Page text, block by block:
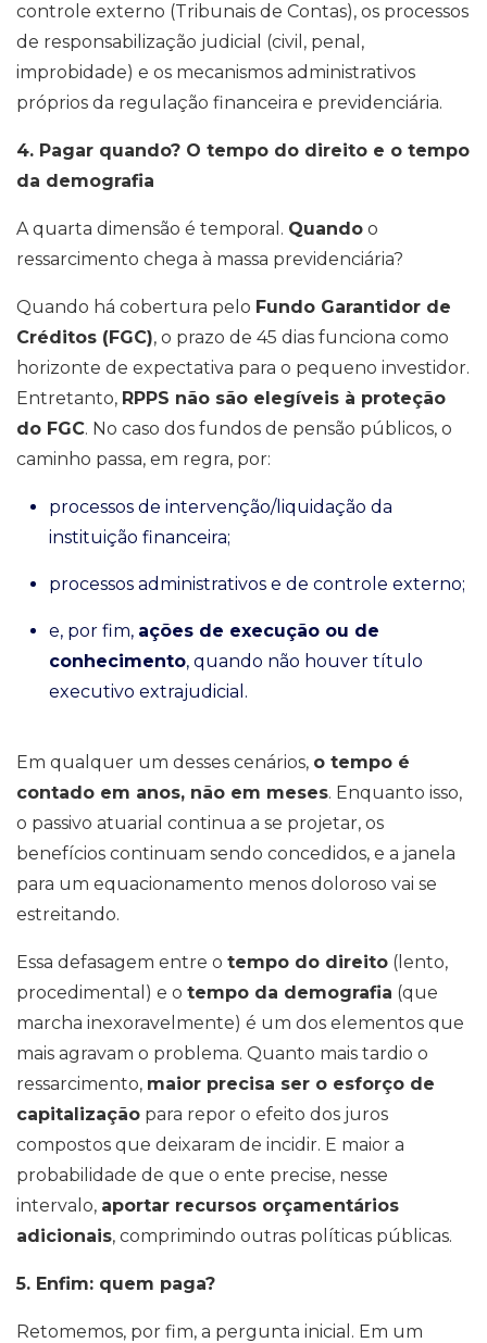
controle externo (Tribunais de Contas), os processos
de responsabilização judicial (civil, penal,
improbidade) e os mecanismos administrativos
próprios da regulação financeira e previdenciária.
4. Pagar quando? O tempo do direito e o tempo
da demografia
A quarta dimensão é temporal. Quando o
ressarcimento chega à massa previdenciária?
Quando há cobertura pelo Fundo Garantidor de
Créditos (FGC), o prazo de 45 dias funciona como
horizonte de expectativa para o pequeno investidor.
Entretanto, RPPS não são elegíveis à proteção
do FGC. No caso dos fundos de pensão públicos, o
caminho passa, em regra, por:
processos de intervenção/liquidação da
instituição financeira;
processos administrativos e de controle externo;
e, por fim, ações de execução ou de
conhecimento, quando não houver título
executivo extrajudicial.
Em qualquer um desses cenários, o tempo é
contado em anos, não em meses. Enquanto isso,
o passivo atuarial continua a se projetar, os
benefícios continuam sendo concedidos, e a janela
para um equacionamento menos doloroso vai se
estreitando.
Essa defasagem entre o tempo do direito (lento,
procedimental) e o tempo da demografia (que
marcha inexoravelmente) é um dos elementos que
mais agravam o problema. Quanto mais tardio o
ressarcimento, maior precisa ser o esforço de
capitalização para repor o efeito dos juros
compostos que deixaram de incidir. E maior a
probabilidade de que o ente precise, nesse
intervalo, aportar recursos orçamentários
adicionais, comprimindo outras políticas públicas.
5. Enfim: quem paga?
Retomemos, por fim, a pergunta inicial. Em um